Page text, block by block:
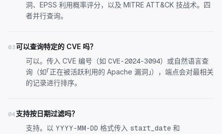
洞、EPSS 利用概率评分，以及 MITRE ATT&CK 技战术。四
者并行查询。
03可以查询特定的 CVE 吗？
可以。传入 CVE 编号（如 CVE-2024-3094）或自然语言查
询（如「正在被活跃利用的 Apache 漏洞」），端点会对最相关
的记录进行排序。
04 支持按日期过滤吗？
支持。以 YYYY-MM-DD 格式传入 start_date 和